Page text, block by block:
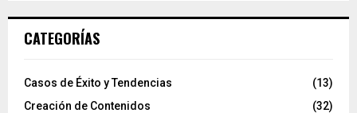
CATEGORÍAS
Casos de Éxito y Tendencias
(13)
Creación de Contenidos
(32)